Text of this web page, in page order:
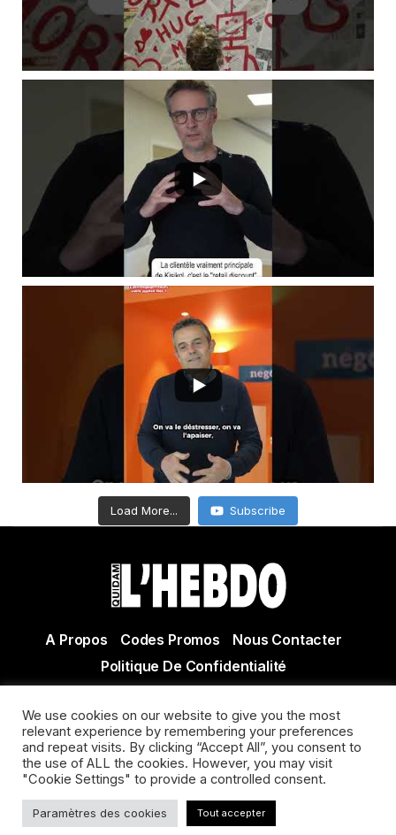
Load More... Subscribe
A Propos Codes Promos
Nous Contacter
Politique De Confidentialité
Actualité Agen - Actualité en lot et Garonne - Actualité
Villeneuve sur Lot
We use cookies on our website to give you the most
relevant experience by remembering your preferences
and repeat visits. By clicking “Accept All”, you consent to
the use of ALL the cookies. However, you may visit
"Cookie Settings" to provide a controlled consent.
Paramètres des cookies Tout accepter